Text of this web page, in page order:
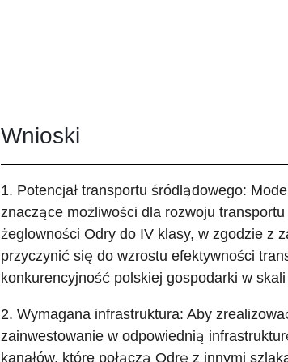
Wnioski
1. Potencjał transportu śródlądowego:
znaczące możliwości dla rozwoju
żeglowności Odry do IV klasy, w zgodzie z
przyczynić się do wzrostu efektywności
konkurencyjność polskiej gospodarki w
2. Wymagana infrastruktura: Aby
zainwestowanie w odpowiednią
kanałów, które połączą Odrę z innymi